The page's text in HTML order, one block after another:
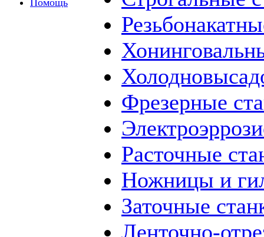
Помощь
Фрезерные
Расточные
Ножницы и
Заточные
Ленточно-